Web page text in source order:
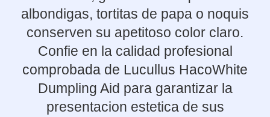
albondigas, tortitas de papa o noquis
conserven su apetitoso color claro.
Confie en la calidad profesional
comprobada de Lucullus HacoWhite
Dumpling Aid para garantizar la
presentacion estetica de sus